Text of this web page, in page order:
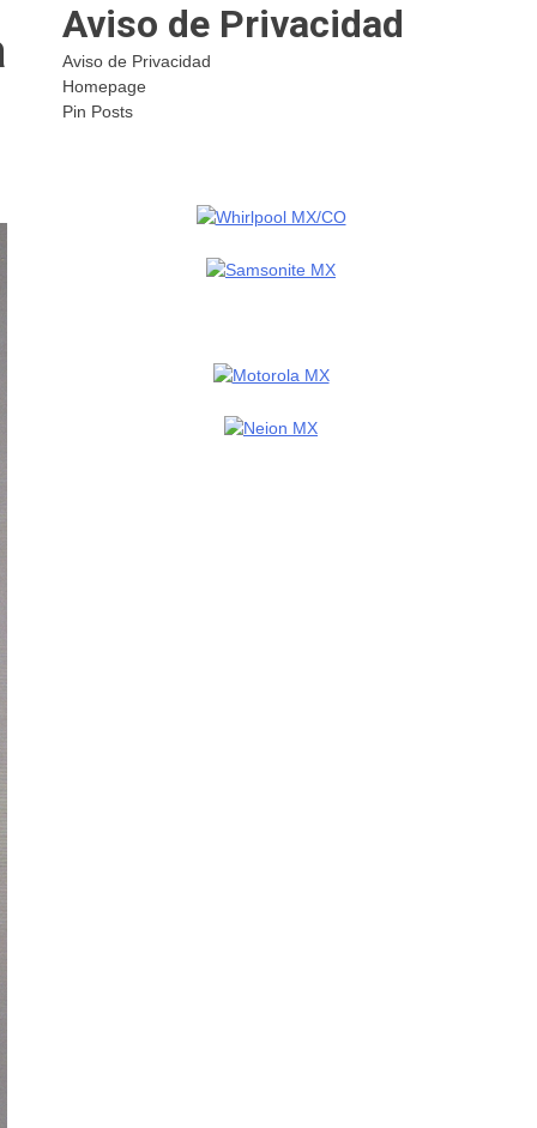
Aviso de Privacidad
Aviso de Privacidad
Homepage
Pin Posts